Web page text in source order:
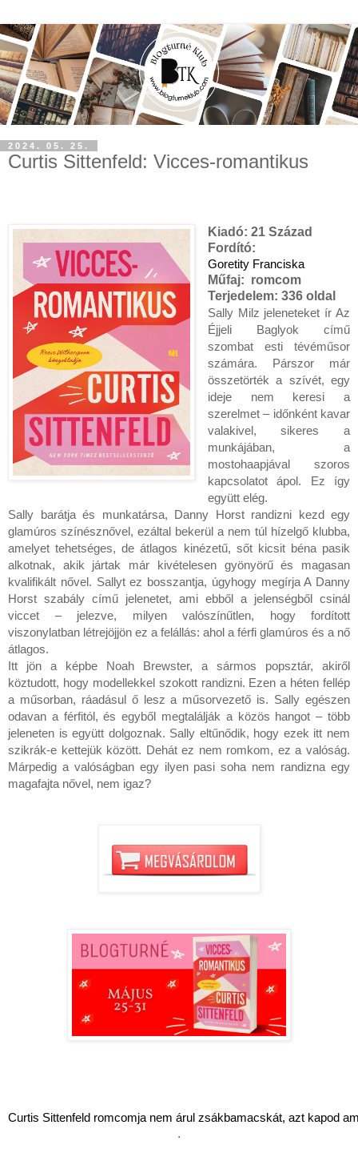
2024. 05. 25.
Curtis Sittenfeld: Vicces-romantikus
Kiadó: 21 Század
Fordító:
Goretity Franciska
Műfaj: romcom
Terjedelem: 336 oldal
Sally ​Milz jeleneteket ír Az
Éjjeli Baglyok című
szombat esti tévéműsor
számára. Párszor már
összetörték a szívét, egy
ideje nem keresi a
szerelmet – időnként kavar
valakivel, sikeres a
munkájában, a
mostohaapjával szoros
kapcsolatot ápol. Ez így
együtt elég.
Sally barátja és munkatársa, Danny Horst randizni kezd egy
glamúros színésznővel, ezáltal bekerül a nem túl hízelgő klubba,
amelyet tehetséges, de átlagos kinézetű, sőt kicsit béna pasik
alkotnak, akik jártak már kivételesen gyönyörű és magasan
kvalifikált nővel. Sallyt ez bosszantja, úgyhogy megírja A Danny
Horst szabály című jelenetet, ami ebből a jelenségből csinál
viccet – jelezve, milyen valószínűtlen, hogy fordított
viszonylatban létrejöjjön ez a felállás: ahol a férfi glamúros és a nő
átlagos.
Itt jön a képbe Noah Brewster, a sármos popsztár, akiről
köztudott, hogy modellekkel szokott randizni. Ezen a héten fellép
a műsorban, ráadásul ő lesz a műsorvezető is. Sally egészen
odavan a férfitól, és egyből megtalálják a közös hangot – több
jeleneten is együtt dolgoznak. Sally eltűnődik, hogy ezek itt nem
szikrák-e kettejük között. Dehát ez nem romkom, ez a valóság.
Márpedig a valóságban egy ilyen pasi soha nem randizna egy
Curtis Sittenfeld romcomja nem árul zsákbamacskát, azt kapod
.